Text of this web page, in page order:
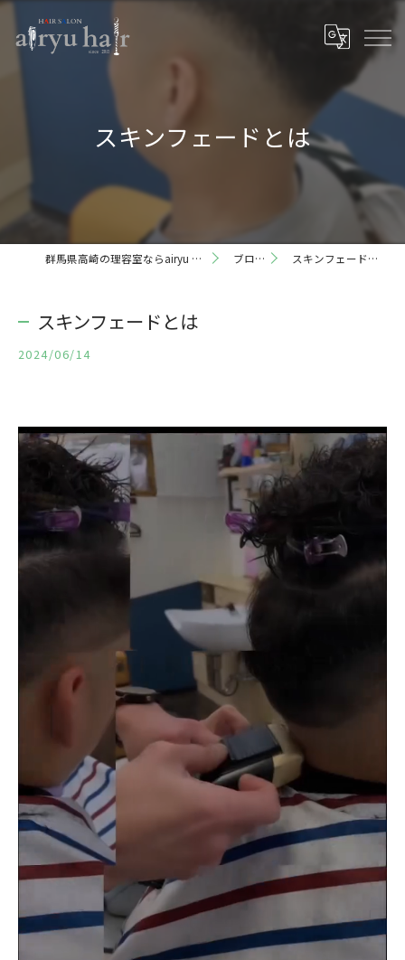
スキンフェードとは
群馬県高崎の理容室ならairyu hair ブログ スキンフェードとは
スキンフェードとは
2024/06/14